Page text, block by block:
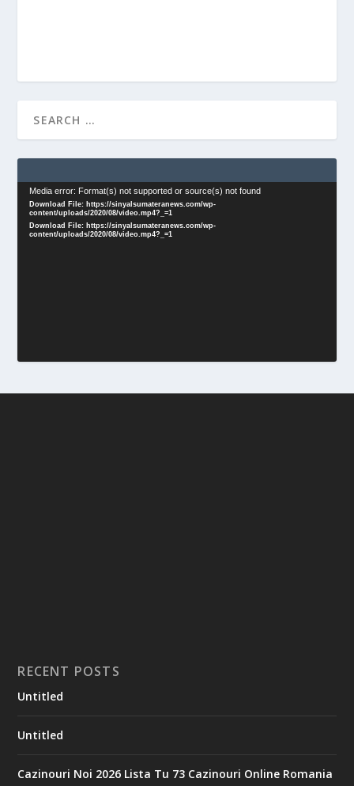
Video
Player
Media error: Format(s) not supported or source(s) not found
Download File: https://sinyalsumateranews.com/wp-
content/uploads/2020/08/video.mp4?_=1
Download File: https://sinyalsumateranews.com/wp-
content/uploads/2020/08/video.mp4?_=1
RECENT POSTS
Untitled
Untitled
Cazinouri Noi 2026 Lista Tu 73 Cazinouri Online Romania